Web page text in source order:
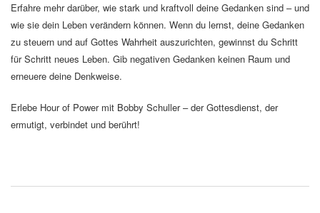
Erfahre mehr darüber, wie stark und kraftvoll deine Gedanken sind – und
wie sie dein Leben verändern können. Wenn du lernst, deine Gedanken
zu steuern und auf Gottes Wahrheit auszurichten, gewinnst du Schritt
für Schritt neues Leben. Gib negativen Gedanken keinen Raum und
erneuere deine Denkweise.
Erlebe Hour of Power mit Bobby Schuller – der Gottesdienst, der
ermutigt, verbindet und berührt!